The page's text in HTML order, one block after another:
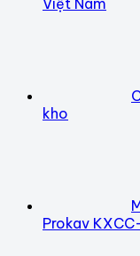
kho
Prokav